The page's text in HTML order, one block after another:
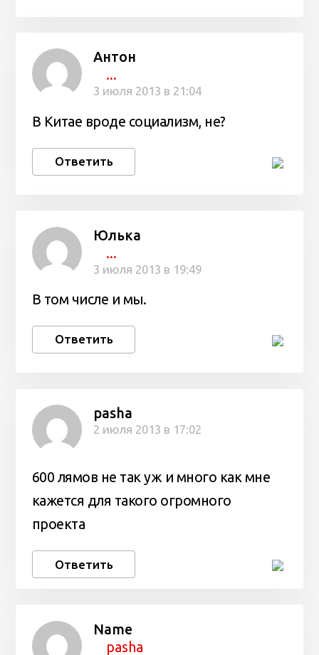
Антон
...
3 июля 2013 в 21:04
В Китае вроде социализм, не?
Ответить
Юлька
...
3 июля 2013 в 19:49
В том числе и мы.
Ответить
pasha
2 июля 2013 в 17:02
600 лямов не так уж и много как мне
кажется для такого огромного
проекта
Ответить
Name
pasha